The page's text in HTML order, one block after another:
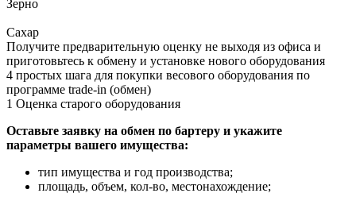
Зерно
Сахар
Получите предварительную оценку не выходя из офиса и
приготовьтесь к обмену и установке нового оборудования
4 простых шага для покупки весового оборудования по
программе trade-in (обмен)
1 Оценка старого оборудования
Оставьте заявку на обмен по бартеру и укажите
параметры вашего имущества:
тип имущества и год производства;
площадь, объем, кол-во, местонахождение;